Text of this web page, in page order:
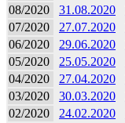
08/2020
31.08.2020
07/2020
27.07.2020
06/2020
29.06.2020
05/2020
25.05.2020
04/2020
27.04.2020
03/2020
30.03.2020
02/2020
24.02.2020